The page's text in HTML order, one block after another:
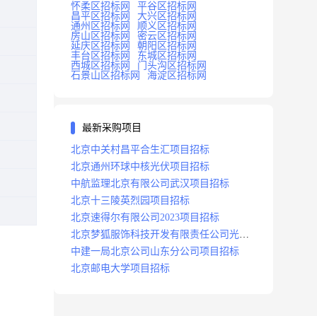
怀柔区招标网
平谷区招标网
昌平区招标网
大兴区招标网
通州区招标网
顺义区招标网
房山区招标网
密云区招标网
延庆区招标网
朝阳区招标网
丰台区招标网
东城区招标网
西城区招标网
门头沟区招标网
石景山区招标网
海淀区招标网
最新采购项目
北京中关村昌平合生汇项目招标
北京通州环球中核光伏项目招标
中航监理北京有限公司武汉项目招标
北京十三陵英烈园项目招标
北京速得尔有限公司2023项目招标
北京梦狐服饰科技开发有限责任公司光绿
能项目招标公告
中建一局北京公司山东分公司项目招标
北京邮电大学项目招标